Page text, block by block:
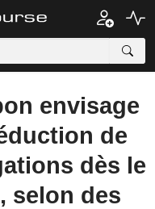
envisage
de
dès le
selon des